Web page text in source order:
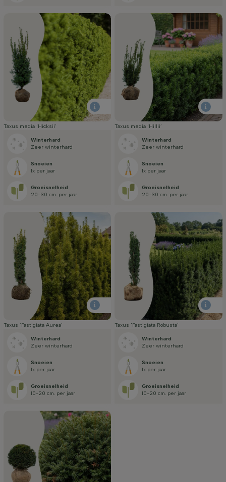
Taxus media ‘Hicksii’
Winterhard
Zeer winterhard
Snoeien
1x per jaar
Groei­snelheid
20-30 cm. per jaar
Taxus media ‘Hillii’
Winterhard
Zeer winterhard
Snoeien
1x per jaar
Groei­snelheid
20-30 cm. per jaar
Taxus ‘Fastigiata Aurea’
Winterhard
Zeer winterhard
Snoeien
1x per jaar
Groei­snelheid
10-20 cm. per jaar
Taxus 'Fastigiata Robusta'
Winterhard
zeer winterhard
Snoeien
1x per jaar
Groei­snelheid
10-20 cm. per jaar